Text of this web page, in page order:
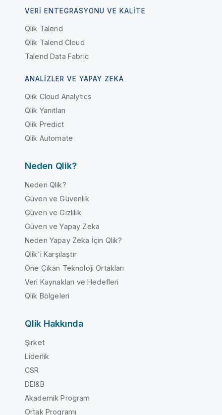
VERI ENTEGRASYONU VE KALITE
Qlik Talend
Qlik Talend Cloud
Talend Data Fabric
ANALIZLER VE YAPAY ZEKA
Qlik Cloud Analytics
Qlik Yanıtları
Qlik Predict
Qlik Automate
Neden Qlik?
Neden Qlik?
Güven ve Güvenlik
Güven ve Gizlilik
Güven ve Yapay Zeka
Neden Yapay Zeka İçin Qlik?
Qlik'i Karşılaştır
Öne Çıkan Teknoloji Ortakları
Veri Kaynakları ve Hedefleri
Qlik Bölgeleri
Qlik Hakkında
Şirket
Liderlik
CSR
DEI&B
Akademik Program
Ortak Programı